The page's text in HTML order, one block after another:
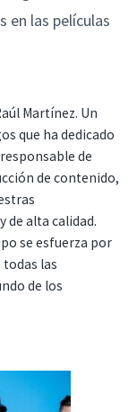
en las películas
Martínez. Un
que ha dedicado
de
de contenido,
de alta calidad.
se esfuerza por
las
de los